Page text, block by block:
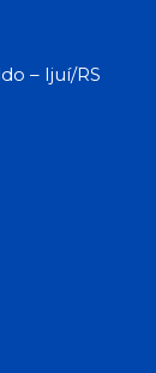
– Ijuí/RS